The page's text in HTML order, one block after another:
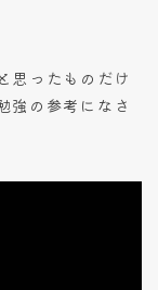
思ったものだけ
強の参考になさ